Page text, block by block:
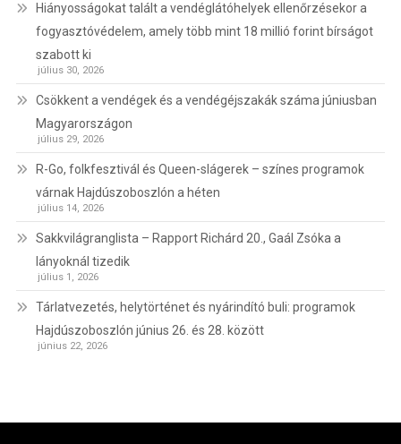
Hiányosságokat talált a vendéglátóhelyek ellenőrzésekor a
fogyasztóvédelem, amely több mint 18 millió forint bírságot
szabott ki
július 30, 2026
Csökkent a vendégek és a vendégéjszakák száma júniusban
Magyarországon
július 29, 2026
R-Go, folkfesztivál és Queen-slágerek – színes programok
várnak Hajdúszoboszlón a héten
július 14, 2026
Sakkvilágranglista – Rapport Richárd 20., Gaál Zsóka a
lányoknál tizedik
július 1, 2026
Tárlatvezetés, helytörténet és nyárindító buli: programok
Hajdúszoboszlón június 26. és 28. között
június 22, 2026